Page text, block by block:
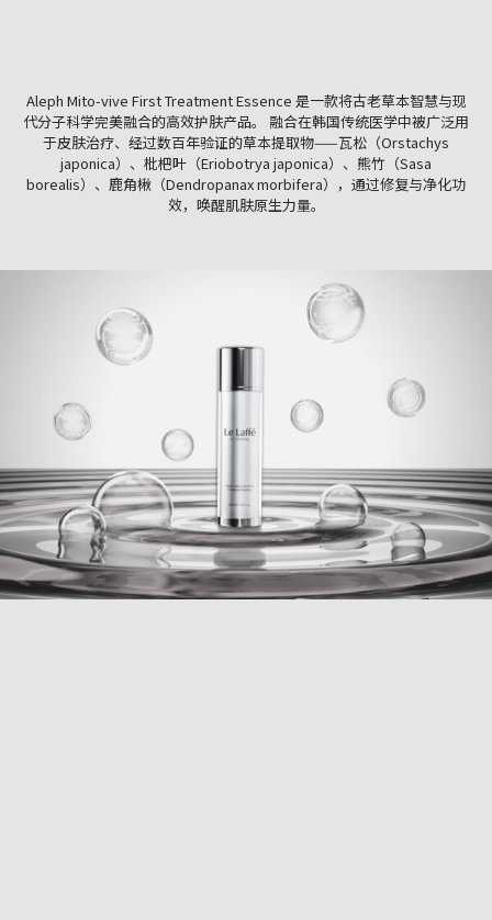
Aleph Mito-vive First Treatment Essence 是一款将古老草本智慧与现
代分子科学完美融合的高效护肤产品。 融合在韩国传统医学中被广泛用
于皮肤治疗、经过数百年验证的草本提取物——瓦松（Orstachys
japonica）、枇杷叶（Eriobotrya japonica）、熊竹（Sasa
borealis）、鹿角楸（Dendropanax morbifera），通过修复与净化功
效，唤醒肌肤原生力量。